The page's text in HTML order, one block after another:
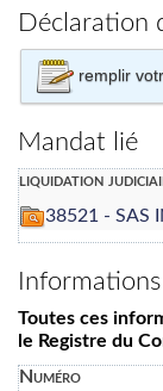
Déclaration
remplir
Mandat lié
liquidation
38521 - SAS
Toutes ces
le Registre du
Numéro